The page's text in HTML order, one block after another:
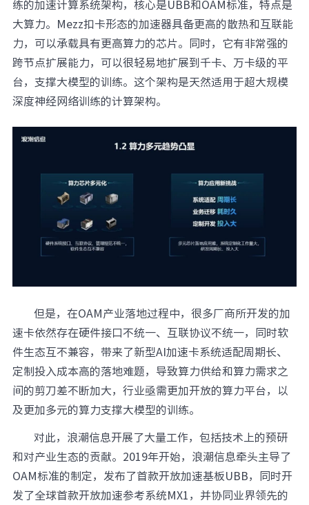
练的加速计算系统架构，核心是UBB和OAM标准，特点是
大算力。Mezz扣卡形态的加速器具备更高的散热和互联能
力，可以承载具有更高算力的芯片。同时，它有非常强的
跨节点扩展能力，可以很轻易地扩展到千卡、万卡级的平
台，支撑大模型的训练。这个架构是天然适用于超大规模
深度神经网络训练的计算架构。
但是，在OAM产业落地过程中，很多厂商所开发的加
速卡依然存在硬件接口不统一、互联协议不统一，同时软
件生态互不兼容，带来了新型AI加速卡系统适配周期长、
定制投入成本高的落地难题，导致算力供给和算力需求之
间的剪刀差不断加大，行业亟需更加开放的算力平台，以
及更加多元的算力支撑大模型的训练。
对此，浪潮信息开展了大量工作，包括技术上的预研
和对产业生态的贡献。2019年开始，浪潮信息牵头主导了
OAM标准的制定，发布了首款开放加速基板UBB，同时开
发了全球首款开放加速参考系统MX1，并协同业界领先的